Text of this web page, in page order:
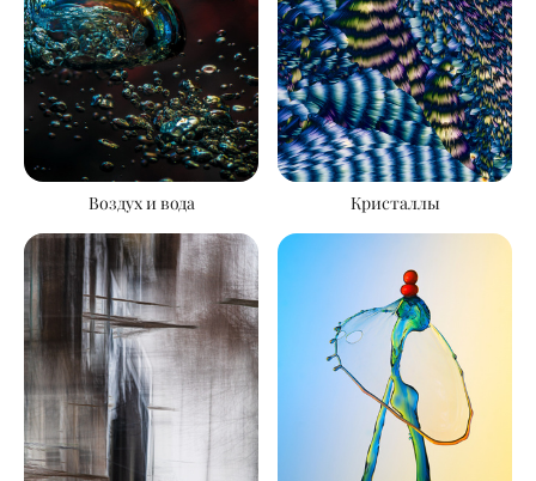
Воздух и вода Кристаллы